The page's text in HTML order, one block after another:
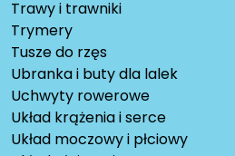
Trawy i trawniki
Trymery
Tusze do rzęs
Ubranka i buty dla lalek
Uchwyty rowerowe
Układ krążenia i serce
Układ moczowy i płciowy